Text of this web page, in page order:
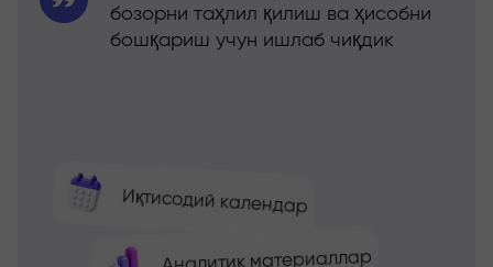
Иқтисодий календар
Аналитик материаллар
бозорни таҳлил қилиш ва ҳисобни
бошқариш учун ишлаб чиқдик